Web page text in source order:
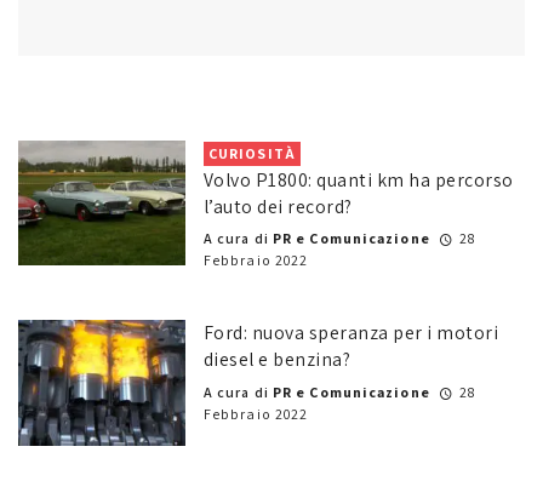
CURIOSITÀ
Volvo P1800: quanti km ha percorso
l’auto dei record?
A cura di PR e Comunicazione
28
Febbraio 2022
Ford: nuova speranza per i motori
diesel e benzina?
A cura di PR e Comunicazione
28
Febbraio 2022